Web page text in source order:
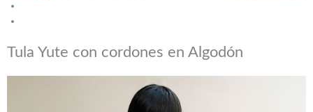
Tula Yute con cordones en Algodón